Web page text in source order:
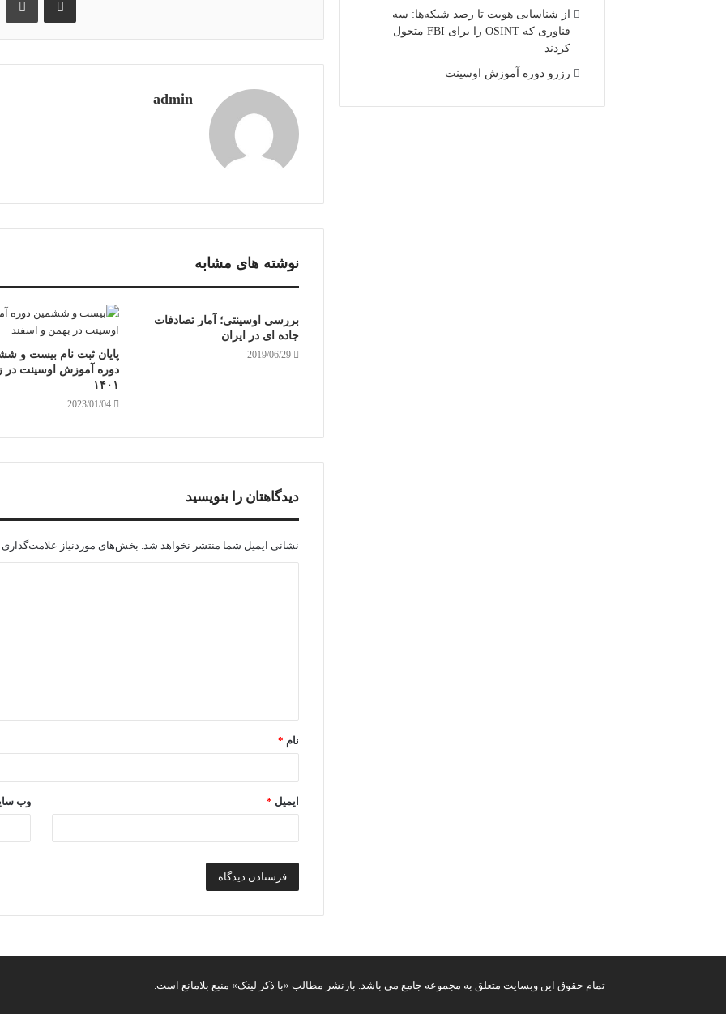
admin
نوشته های مشابه
بررسی اوسینتی؛ آمار تصادفات
جاده ای در ایران
2019/06/29
پایان ثبت نام بیست و
دوره آموزش اوسینت در
۱۴۰۱
2023/01/04
دیدگاهتان را بنویسید
نشانی ایمیل شما منتشر نخواهد شد. بخش‌های موردنیاز
*
نام *
ایمیل * وب‌
از شناسایی هویت تا رصد شبکه‌ها: سه
فناوری که OSINT را برای FBI متحول
کردند
رزرو دوره آموزش اوسینت
تمام حقوق این وبسایت متعلق به مجموعه جامع می باشد. بازنشر مطالب «با ذکر لینک» منبع بلامانع است.